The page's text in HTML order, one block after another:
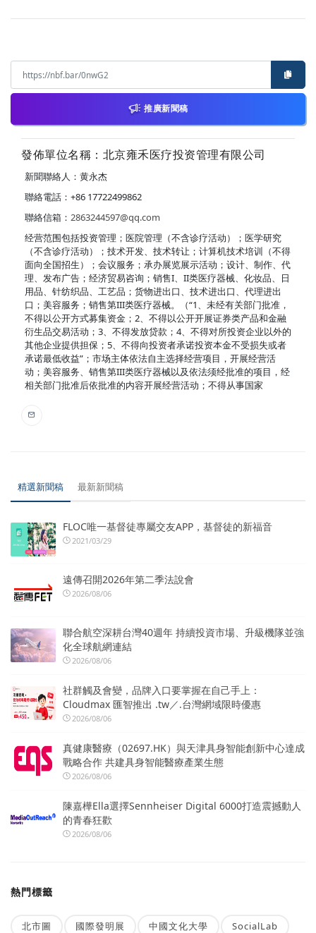
推廣新聞稿
發佈單位名稱：北京雍禾医疗投资管理有限公司
新聞聯絡人：黄永杰
聯絡電話：+86 17722499862
聯絡信箱： 2863244597@qq.com
经营范围包括投资管理；医院管理（不含诊疗活动）；医学研究
（不含诊疗活动）；技术开发、技术转让；计算机技术培训（不得
面向全国招生）；会议服务；承办展览展示活动；设计、制作、代
理、发布广告；经济贸易咨询；销售I、II类医疗器械、化妆品、日
用品、针纺织品、工艺品；货物进出口、技术进出口、代理进出
口；美容服务；销售第III类医疗器械。（“1、未经有关部门批准，
不得以公开方式募集资金；2、不得以公开开展证券类产品和金融
衍生品交易活动；3、不得发放贷款；4、不得对所投资企业以外的
其他企业提供担保；5、不得向投资者承诺投资本金不受损失或者
承诺最低收益”；市场主体依法自主选择经营项目，开展经营活
动；美容服务、销售第III类医疗器械以及依法须经批准的项目，经
相关部门批准后依批准的内容开展经营活动；不得从事国家
精選新聞稿 最新新聞稿
FLOC唯一基督徒專屬交友APP，基督徒的新福音
2021/03/29
遠傳召開2026年第二季法說會
2026/08/06
聯合航空深耕台灣40週年 持續投資市場、升級機隊並強
化全球航網連結
2026/08/06
社群觸及會變，品牌入口要掌握在自己手上：
Cloudmax 匯智推出 .tw／.台灣網域限時優惠
2026/08/06
真健康醫療（02697.HK）與天津具身智能創新中心達成
戰略合作 共建具身智能醫療產業生態
2026/08/06
陳嘉樺Ella選擇Sennheiser Digital 6000打造震撼動人
的青春狂歡
2026/08/06
熱門標籤
北市圖 國際發明展 中國文化大學 SocialLab